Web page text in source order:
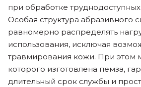
при обработке труднодоступных
Особая структура абразивного
равномерно распределять
использования, исключая
травмирования кожи. При этом
которого изготовлена пемза,
длительный срок службы и